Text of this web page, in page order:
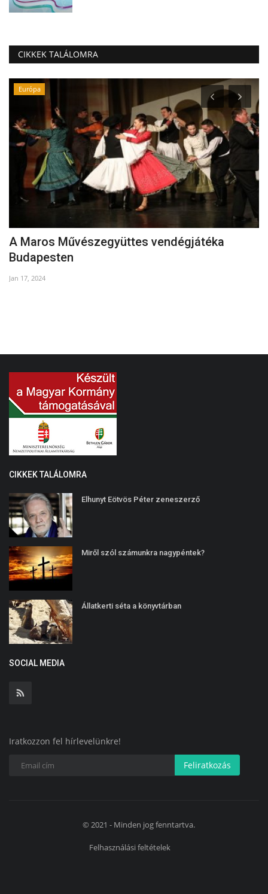
CIKKEK TALÁLOMRA
Európa
A Maros Művészegyüttes vendégjátéka
Budapesten
Jan 17, 2024
CIKKEK TALÁLOMRA
Elhunyt Eötvös Péter zeneszerző
Miről szól számunkra nagypéntek?
Állatkerti séta a könyvtárban
SOCIAL MEDIA
Iratkozzon fel hírlevelünkre!
Feliratkozás
© 2021 - Minden jog fenntartva.
Felhasználási feltételek